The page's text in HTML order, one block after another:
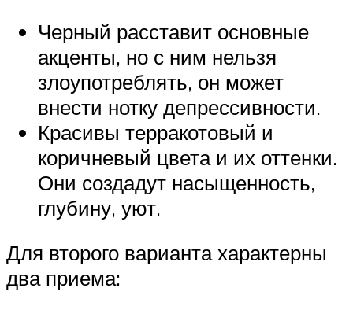
Черный расставит основные
акценты, но с ним нельзя
злоупотреблять, он может
внести нотку депрессивности.
Красивы терракотовый и
коричневый цвета и их оттенки.
Они создадут насыщенность,
глубину, уют.
Для второго варианта характерны
два приема: